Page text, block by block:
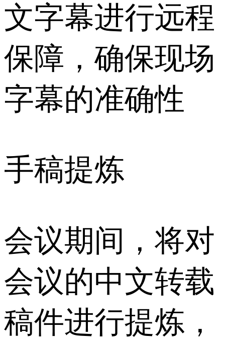
文字幕进行远程
保障，确保现场
字幕的准确性
手稿提炼
会议期间，将对
会议的中文转载
稿件进行提炼，